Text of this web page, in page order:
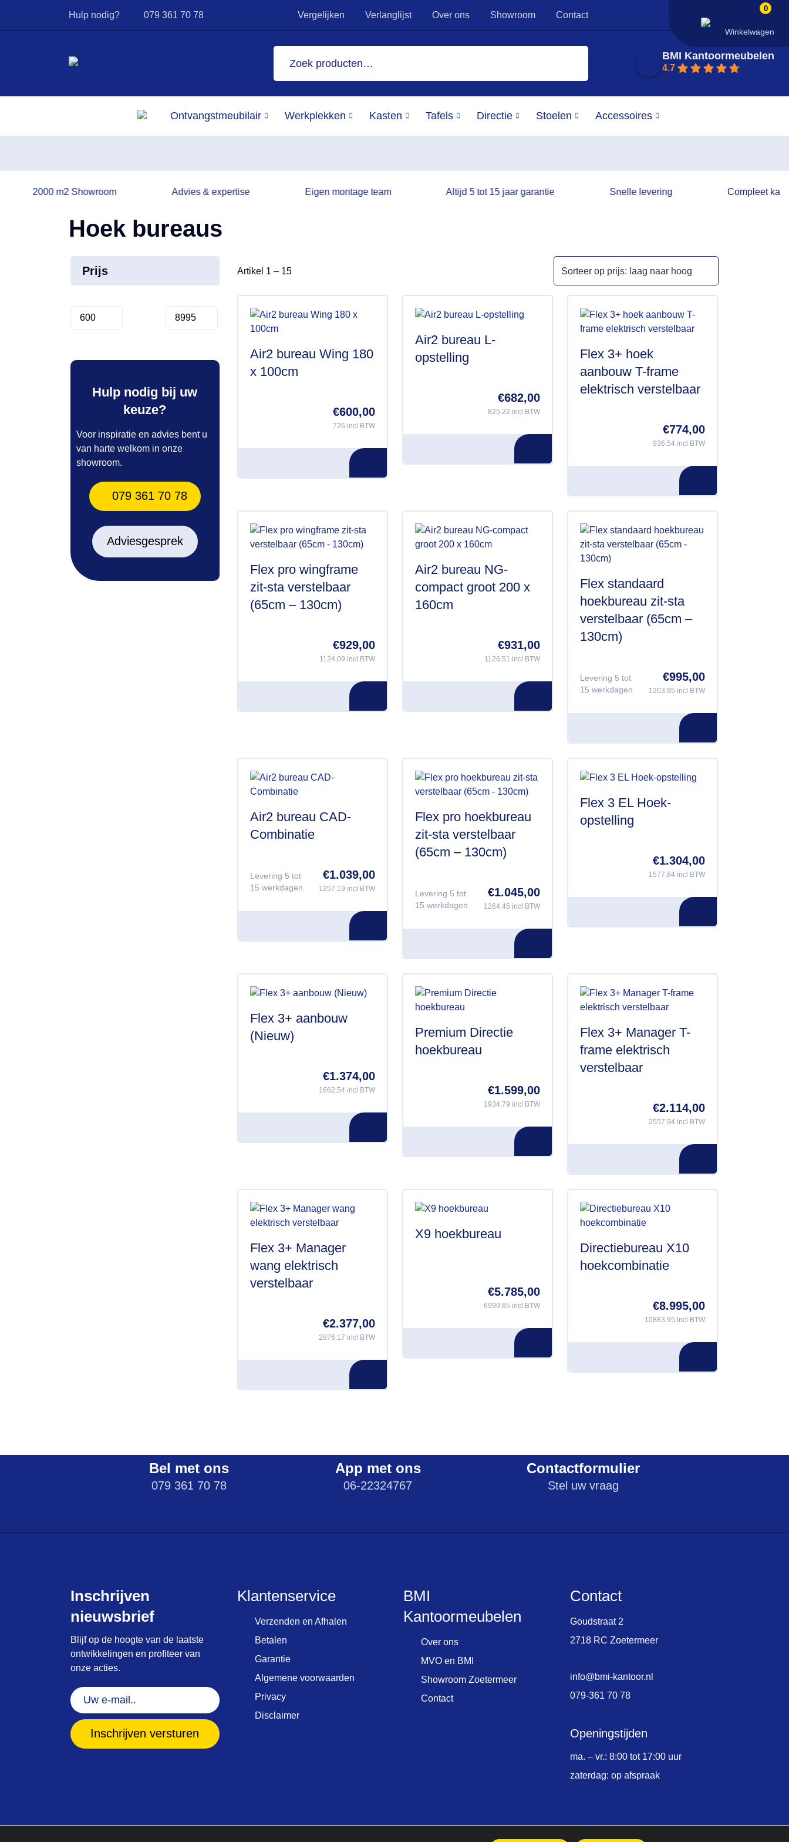
Hulp nodig? 079 361 70 78 Vergelijken Verlanglijst Over ons Showroom Contact
0
Winkelwagen
naar:
BMI Kantoormeubelen
4.7
Ontvangstmeubilair Werkplekken Kasten Tafels Directie Stoelen Accessoires
2000 m2 Showroom Advies & expertise Eigen montage team Altijd 5 tot 15 jaar garantie Snelle levering Compleet
Hoek bureaus
Prijs
Hulp nodig bij uw
keuze?
Voor inspiratie en advies bent u
van harte welkom in onze
showroom.
079 361 70 78
Adviesgesprek
Artikel 1 – 15
Air2 bureau Wing 180
x 100cm
€600,00
726 incl BTW
Air2 bureau L-
opstelling
€682,00
825.22 incl BTW
Flex 3+ hoek
aanbouw T-frame
elektrisch verstelbaar
€774,00
936.54 incl BTW
Flex pro wingframe
zit-sta verstelbaar
(65cm – 130cm)
€929,00
1124.09 incl BTW
Air2 bureau NG-
compact groot 200 x
160cm
€931,00
1126.51 incl BTW
Flex standaard
hoekbureau zit-sta
verstelbaar (65cm –
130cm)
Levering 5 tot
15 werkdagen
€995,00
1203.95 incl BTW
Air2 bureau CAD-
Combinatie
Levering 5 tot
15 werkdagen
€1.039,00
1257.19 incl BTW
Flex pro hoekbureau
zit-sta verstelbaar
(65cm – 130cm)
Levering 5 tot
15 werkdagen
€1.045,00
1264.45 incl BTW
Flex 3 EL Hoek-
opstelling
€1.304,00
1577.84 incl BTW
Flex 3+ aanbouw
(Nieuw)
€1.374,00
1662.54 incl BTW
Premium Directie
hoekbureau
€1.599,00
1934.79 incl BTW
Flex 3+ Manager T-
frame elektrisch
verstelbaar
€2.114,00
2557.94 incl BTW
Flex 3+ Manager
wang elektrisch
verstelbaar
€2.377,00
2876.17 incl BTW
X9 hoekbureau
€5.785,00
6999.85 incl BTW
Directiebureau X10
hoekcombinatie
€8.995,00
10883.95 incl BTW
Bel met ons
079 361 70 78
App met ons
06-22324767
Contactformulier
Stel uw vraag
Inschrijven
nieuwsbrief
Blijf op de hoogte van de laatste
ontwikkelingen en profiteer van
onze acties.
Uw
e-
mail..
Klantenservice
Verzenden en Afhalen
Betalen
Garantie
Algemene voorwaarden
Privacy
Disclaimer
BMI
Kantoormeubelen
Over ons
MVO en BMI
Showroom Zoetermeer
Contact
Contact
Goudstraat 2
2718 RC Zoetermeer
info@bmi-kantoor.nl
079-361 70 78
Openingstijden
ma. – vr.: 8:00 tot 17:00 uur
zaterdag: op afspraak